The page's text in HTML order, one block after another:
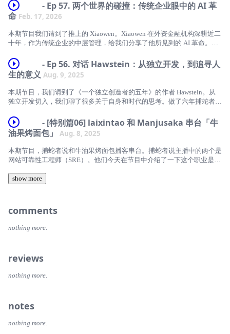
章节
*
00:00:59 工作中大家还手写代码吗？
00:02:18 Agent 编程工具的发展历史
* 手写代码 → AI 写代码过渡阶段 (2023 ~ 2025):
* 编辑器 + AI 聊天侧边栏
* Coding Agent CLI
* AI coworker 协作软件
* Agent 指令中心 (Codex, Cursor 3, Antigravity 2.0)
00:06:08 Agent 指令中心
* 不再是以编辑器为中心，而是以 agent 对话为中心，必要时才在右侧展
* 典型例子比如 Codex
* 更好的 Agent Harnesses
* 主动式 Agent
嘉宾
* 明希 (frostming)
* 卓燃 (PsiACE)
* 00:00:00 开场介绍
* 00:12:45 实战案例
* 00:25:10 从 OpenClaw 到 Bub
* 00:38:30 核心技术解析
* 01:08:40 结尾推荐
链接
* 明希推荐：特德·姜的小说《你一生的故事》（电影《降临》原著）。
* 卓燃推荐：《牛津通识读本：数学》，从全新视角理解问题建模。
- Ep 57. 两个世界的碰撞：传统企业眼中的 AI 革
命 Feb. 17, 2026
本期节目我们请到了推上的 Xiaowen。Xiaowen 在外资金融机构深耕近二
十年，作为传统企业的中层管理，给我们分享了他所见到的 AI 革命。
Xiaowen Zhang
主播
laike9m
链接
* Xiaowen 的推文
*
《MBA一日读2.0：一日之内学完知名商学院的全部课程》
*
- Ep 56. 对话 Hawstein：从独立开发，到追寻人
生的意义 Aug. 9, 2025
本期节目，我们请到了《一个独立创造者的五年》的作者 Hawstein。从
独立开发切入，我们聊了很多关于自身和时代的思考。做了六年捕蛇者
本期关键词：
主义危机 / 技术乐观 / 死亡思考
嘉宾
Hawstein
* Obsidian 并不开源，播客中的描述有误
* 本期节目录制时，关于「沉浸式翻译」的争议尚未出现。播客反映了我
- [特别篇06] laixintao 和 Manjusaka 串台「牛
油果烤面包」
Aug. 8, 2025
本期节目，捕蛇者说和牛油果烤面包播客串台。捕蛇者说主播中的两个是
网站可靠性工程师（SRE）。他们今天在节目中介绍了一下这个职业是干
嘉宾：laixintao 、Manjusaka
00:02:10 播客：捕蛇者说
00:03:45 嘉宾介绍
00:08:14 假设复刻抖音，需要什么
00:17:19 SRE的具体职责
show more
comments
nothing more.
reviews
nothing more.
notes
nothing more.